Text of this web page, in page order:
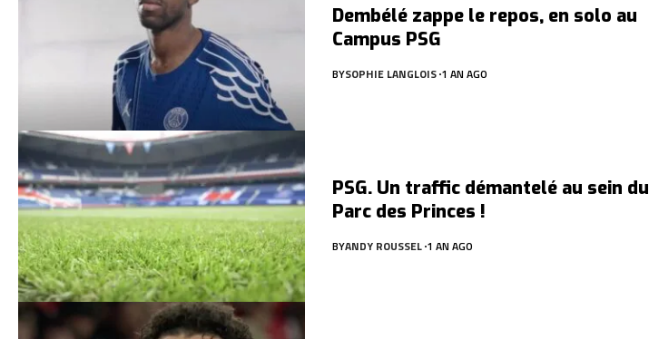
Dembélé zappe le repos, en solo au
Campus PSG
BYSOPHIE LANGLOIS 1 AN AGO
PSG. Un traffic démantelé au sein du
Parc des Princes !
BYANDY ROUSSEL 1 AN AGO